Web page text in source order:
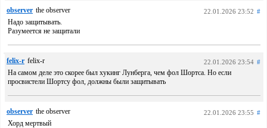
observer the observer 22.01.2026 23:52 #
Надо защитывать.
Разумеется не защитали
felix-r felix-r 22.01.2026 23:54 #
На самом деле это скорее был хукинг Лунберга, чем фол Шортса. Но если
просвистели Шортсу фол, должны были защитывать
observer the observer 22.01.2026 23:55 #
Хорд мертвый